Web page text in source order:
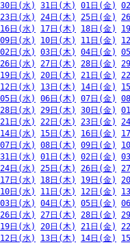
30日(水) 31日(木) 01日(金)
23日(水) 24日(木) 25日(金)
16日(水) 17日(木) 18日(金)
09日(水) 10日(木) 11日(金)
02日(水) 03日(木) 04日(金)
26日(水) 27日(木) 28日(金)
19日(水) 20日(木) 21日(金)
12日(水) 13日(木) 14日(金)
05日(水) 06日(木) 07日(金)
28日(水) 29日(木) 30日(金)
21日(水) 22日(木) 23日(金)
14日(水) 15日(木) 16日(金)
07日(水) 08日(木) 09日(金)
31日(水) 01日(木) 02日(金)
24日(水) 25日(木) 26日(金)
17日(水) 18日(木) 19日(金)
10日(水) 11日(木) 12日(金)
03日(水) 04日(木) 05日(金)
26日(水) 27日(木) 28日(金)
19日(水) 20日(木) 21日(金)
12日(水) 13日(木) 14日(金)